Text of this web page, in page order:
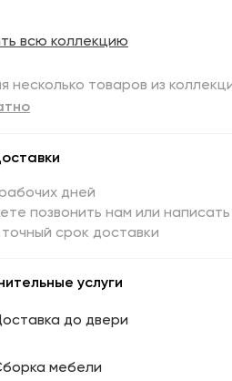
всю коллекцию
несколько товаров из
дней
позвонить нам или
точный срок доставки
услуги
до двери
мебели